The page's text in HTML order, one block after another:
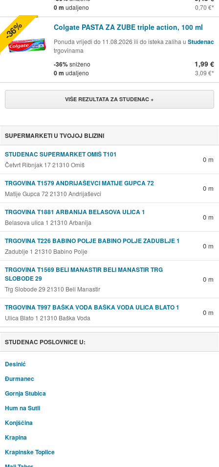
0 m udaljeno 0,70 €
Colgate PASTA ZA ZUBE triple action, 100 ml
Ponuda vrijedi do 11.08.2026 ili do isteka zaliha u Studenac
trgovinama
-36%sniženo
0 m udaljeno
1,99 €
3,09 €
-36%
VIŠE REZULTATA ZA STUDENAC +
SUPERMARKETI U TVOJOJ BLIZINI
STUDENAC SUPERMARKET OMIŠ T101
Četvrt Ribnjak 17 21310 Omiš
0 m
TRGOVINA T1579 ANDRIJAŠEVCI MATIJE GUPCA 72
Matije Gupca 72 21310 Andrijaševci
0 m
TRGOVINA T1881 ARBANIJA BELASOVA ULICA 1
Belasova ulica 1 21310 Arbanija
0 m
TRGOVINA T226 BABINO POLJE BABINO POLJE ZADUBLJE 1
Zadublje 1 21310 Babino Polje
0 m
TRGOVINA T1569 BELI MANASTIR BELI MANASTIR TRG
SLOBODE 29
Trg Slobode 29 21310 Beli Manastir
0 m
TRGOVINA T997 BAŠKA VODA BAŠKA VODA ULICA BLATO 1
Ulica Blato 1 21310 Baška Voda
0 m
STUDENAC POSLOVNICE U:
Desinić
Đurmanec
Gornja Stubica
Hum na Sutli
Konjščina
Krapina
Krapinske Toplice